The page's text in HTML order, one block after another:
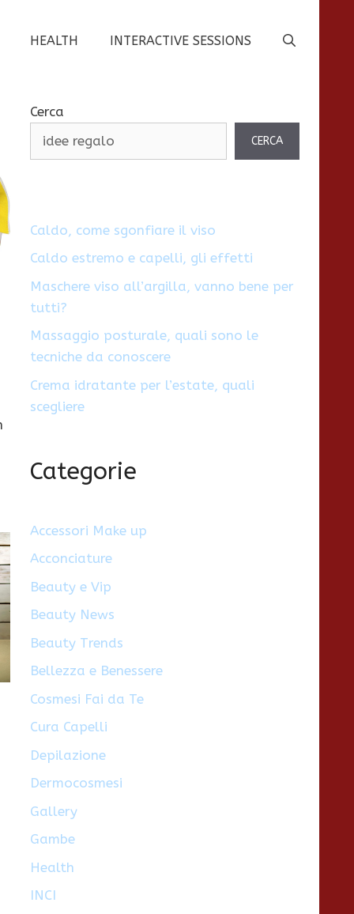
HEALTH INTERACTIVE SESSIONS
Cerca
CERCA
Caldo, come sgonfiare il viso
Caldo estremo e capelli, gli effetti
Maschere viso all’argilla, vanno bene per
tutti?
Massaggio posturale, quali sono le
tecniche da conoscere
Crema idratante per l’estate, quali
scegliere
Categorie
Accessori Make up
Acconciature
Beauty e Vip
Beauty News
Beauty Trends
Bellezza e Benessere
Cosmesi Fai da Te
Cura Capelli
Depilazione
Dermocosmesi
Gallery
Gambe
Health
INCI